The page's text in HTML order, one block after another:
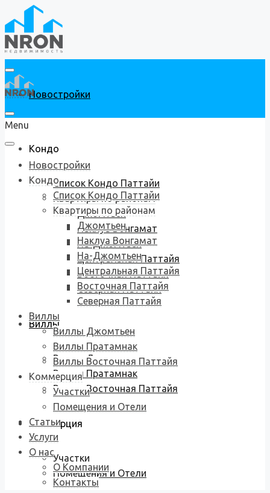
Новостройки
Кондо
Список Кондо Паттайи
Квартиры по районам
Джомтьен
Наклуа Вонгамат
На-Джомтьен
Центральная Паттайя
Восточная Паттайя
Северная Паттайя
Виллы
Виллы Джомтьен
Виллы Пратамнак
Виллы Восточная Паттайя
Коммерция
Участки
Помещения и Отели
Menu
Новостройки
Кондо
Список Кондо Паттайи
Квартиры по районам
Джомтьен
Наклуа Вонгамат
На-Джомтьен
Центральная Паттайя
Восточная Паттайя
Северная Паттайя
Виллы
Виллы Джомтьен
Виллы Пратамнак
Виллы Восточная Паттайя
Коммерция
Участки
Помещения и Отели
Статьи
Услуги
О нас
О Компании
Контакты